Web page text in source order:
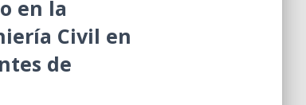
en la
Civil en
de